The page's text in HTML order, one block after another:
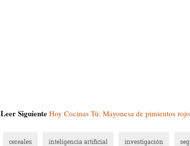
Leer Siguiente Hoy Cocinas Tú: Mayonesa de pimientos
cereales inteligencia artificial investigación